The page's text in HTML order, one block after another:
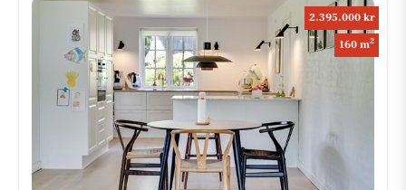
2.395.000 kr
160 m2